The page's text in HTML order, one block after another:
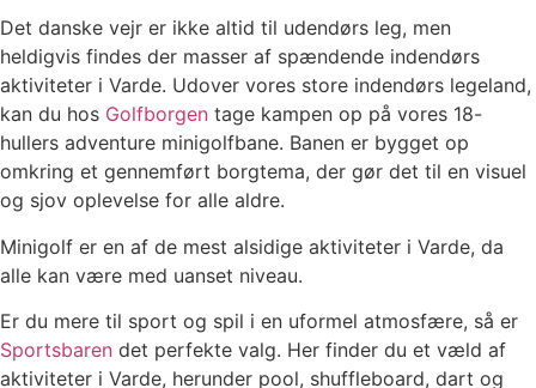
Det danske vejr er ikke altid til udendørs leg, men
heldigvis findes der masser af spændende indendørs
aktiviteter i Varde. Udover vores store indendørs legeland,
kan du hos Golfborgen tage kampen op på vores 18-
hullers adventure minigolfbane. Banen er bygget op
omkring et gennemført borgtema, der gør det til en visuel
og sjov oplevelse for alle aldre.
Minigolf er en af de mest alsidige aktiviteter i Varde, da
alle kan være med uanset niveau.
Er du mere til sport og spil i en uformel atmosfære, så er
Sportsbaren det perfekte valg. Her finder du et væld af
aktiviteter i Varde, herunder pool, shuffleboard, dart og